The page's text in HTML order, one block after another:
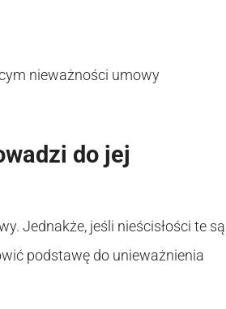
nieważności umowy
do jej
Jednakże, jeśli nieścisłości te są
podstawę do unieważnienia